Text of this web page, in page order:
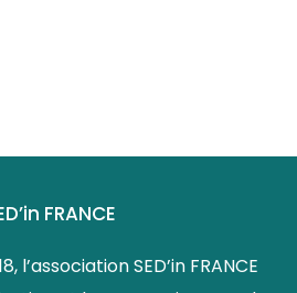
FRANCE
l’association SED’in FRANCE